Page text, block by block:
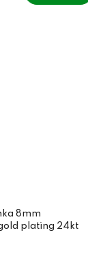
8mm
plating 24kt